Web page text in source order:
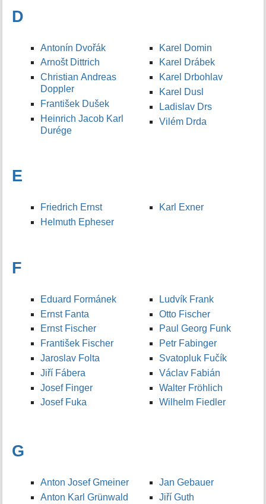
D
Antonín Dvořák
Arnošt Dittrich
Christian Andreas
Doppler
František Dušek
Heinrich Jacob Karl
Durége
Karel Domin
Karel Drábek
Karel Drbohlav
Karel Dusl
Ladislav Drs
Vilém Drda
E
Friedrich Ernst
Helmuth Epheser
Karl Exner
F
Eduard Formánek
Ernst Fanta
Ernst Fischer
František Fischer
Jaroslav Folta
Jiří Fábera
Josef Finger
Josef Fuka
Ludvík Frank
Otto Fischer
Paul Georg Funk
Petr Fabinger
Svatopluk Fučík
Václav Fabián
Walter Fröhlich
Wilhelm Fiedler
G
Anton Josef Gmeiner
Anton Karl Grünwald
Jan Gebauer
Jiří Guth